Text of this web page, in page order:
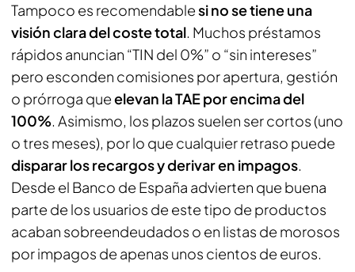
Tampoco es recomendablesi no se tiene una
visión clara del coste total. Muchos préstamos
rápidos anuncian “TIN del 0%” o “sin intereses”
pero esconden comisiones por apertura, gestión
o prórroga queelevan la TAE por encima del
100%. Asimismo, los plazos suelen ser cortos (uno
o tres meses), por lo que cualquier retraso puede
disparar los recargos y derivar en impagos.
Desde el Banco de España advierten que buena
parte de los usuarios de este tipo de productos
acaban sobreendeudados o en listas de morosos
por impagos de apenas unos cientos de euros.